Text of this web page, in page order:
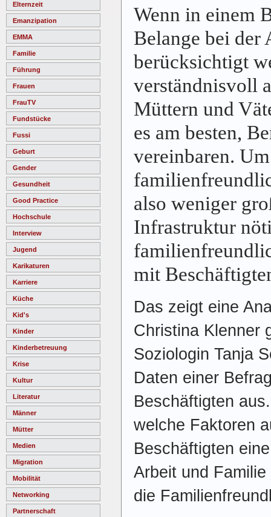
Elternzeit
Emanzipation
EMMA
Familie
Führung
Frauen
FrauTV
Fundstücke
Fussi
Geburt
Gender
Gesundheit
Good Practice
Hochschule
Interview
Jugend
Karikaturen
Karriere
Küche
Kid's
Kinder
Kinderbetreuung
Krise
Kultur
Literatur
Männer
Mütter
Medien
Migration
Mobilität
Networking
Partnerschaft
Wenn in einem
Belange bei der
berücksichtigt
verständnisvoll
Müttern und
es am besten,
vereinbaren.
also weniger
Infrastruktur
mit
Das zeigt eine
Christina Klenner
Soziologin Tanja
Daten einer
Beschäftigten
welche Faktoren
Beschäftigten
Arbeit und
die